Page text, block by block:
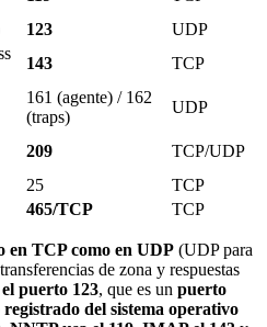
123
UDP
143 TCP
161 (agente) / 162
(traps)
UDP
209
TCP/UDP
25
TCP
465/TCP TCP
en TCP como en UDP (UDP para
de zona y respuestas
puerto 123, que es un puerto
del sistema operativo